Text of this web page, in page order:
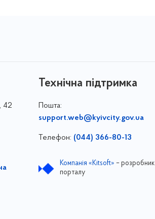
42
Технічна підтримка
Пошта:
support.web@kyivcity.gov.ua
Телефон: (044) 366-80-13
Компанія «Kitsoft» – розробник
порталу